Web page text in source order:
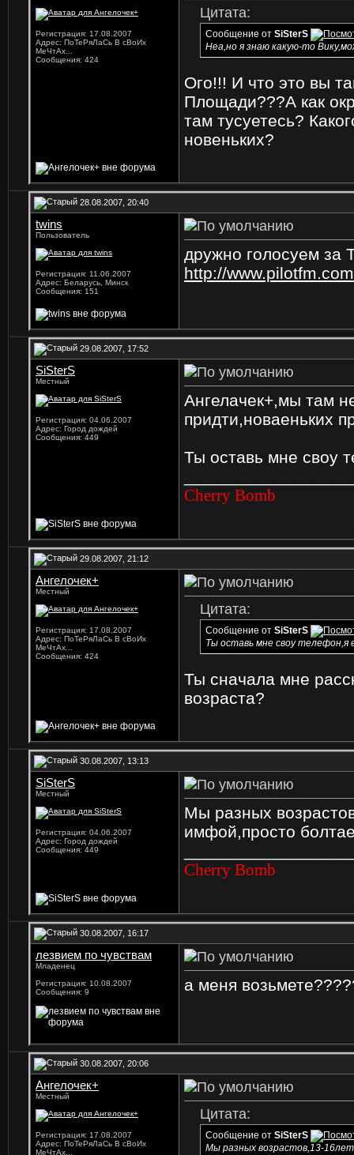
Регистрация: 17.08.2007
Адрес: ПоТеРяЛаСь В сВоИх
МеЧтАх...
Сообщения: 424
Цитата:
Сообщение от SiSterS
Неа,но я знаю какую-то
Ого!!! И что это вы
Площади???А как
там тусуетесь?
новеньких?
28.08.2007, 20:40
twins
Пользователь
Регистрация: 11.06.2007
Адрес: Беларусь, Минск
Сообщения: 151
дружно голосуем за
http://
29.08.2007, 17:52
SiSterS
Местный
Регистрация: 04.06.2007
Адрес: Город дождей
Сообщения: 449
Ангелачек+,мы там
придти,новаеньких
Ты оставь мне своу
Cherry Bomb
29.08.2007, 21:12
Ангелочек+
Местный
Регистрация: 17.08.2007
Адрес: ПоТеРяЛаСь В сВоИх
МеЧтАх...
Сообщения: 424
Цитата:
Сообщение от SiSterS
Ты оставь мне своу
Ты сначала мне
возраста?
30.08.2007, 13:13
SiSterS
Местный
Регистрация: 04.06.2007
Адрес: Город дождей
Сообщения: 449
Мы разных
имфой,просто
Cherry Bomb
30.08.2007, 16:17
лезвием по чувствам
Младенец
Регистрация: 10.08.2007
Сообщения: 9
а меня
30.08.2007, 20:06
Ангелочек+
Местный
Регистрация: 17.08.2007
Адрес: ПоТеРяЛаСь В сВоИх
МеЧтАх...
Цитата:
Сообщение от SiSterS
Мы разных возрастов,13-